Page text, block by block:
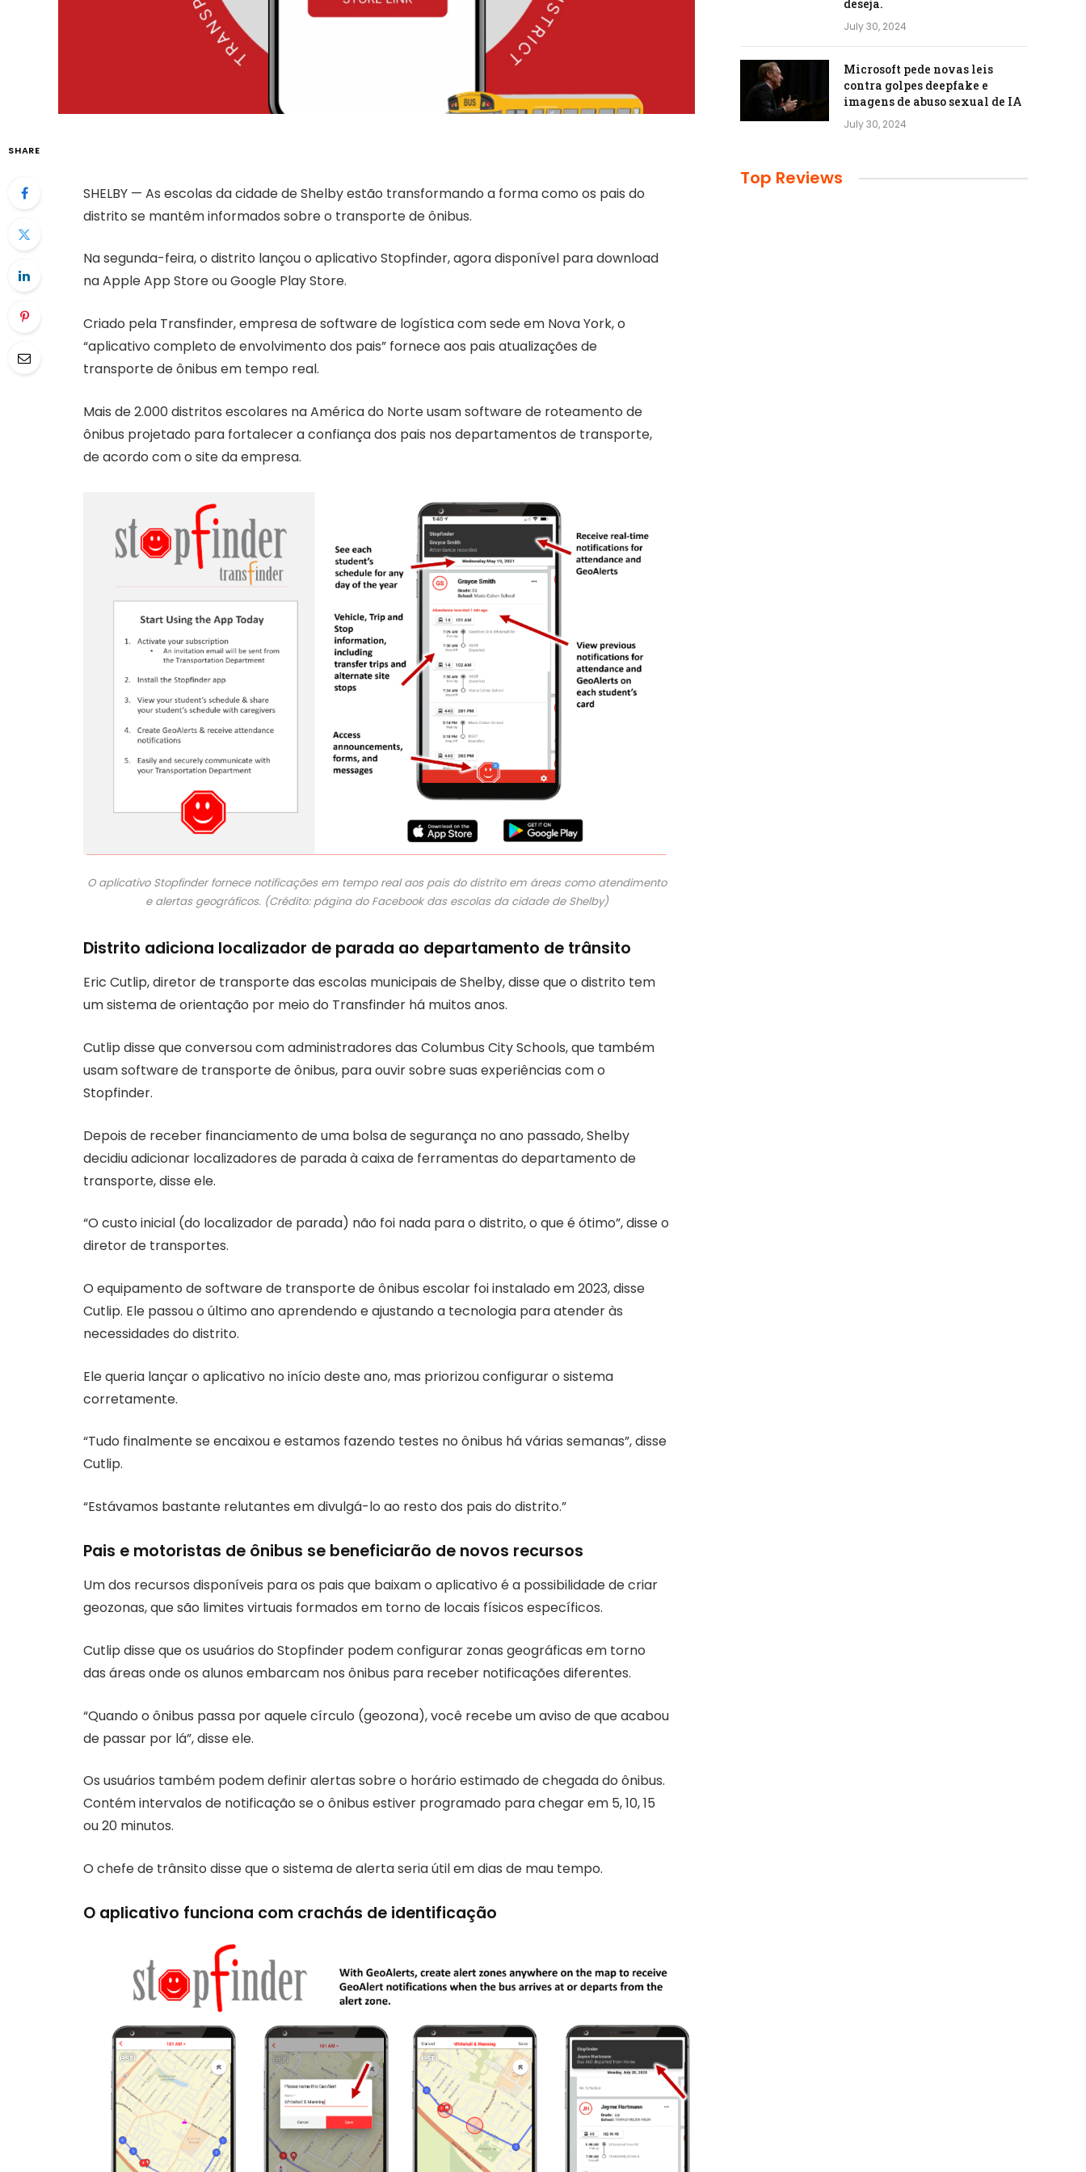
SHARE
SHELBY — As escolas da cidade de Shelby estão transformando a forma como os pais do
distrito se mantêm informados sobre o transporte de ônibus.
Na segunda-feira, o distrito lançou o aplicativo Stopfinder, agora disponível para download
na Apple App Store ou Google Play Store.
Criado pela Transfinder, empresa de software de logística com sede em Nova York, o
“aplicativo completo de envolvimento dos pais” fornece aos pais atualizações de
transporte de ônibus em tempo real.
Mais de 2.000 distritos escolares na América do Norte usam software de roteamento de
ônibus projetado para fortalecer a confiança dos pais nos departamentos de transporte,
de acordo com o site da empresa.
O aplicativo Stopfinder fornece notificações em tempo real aos pais do distrito em áreas como atendimento
e alertas geográficos. (Crédito: página do Facebook das escolas da cidade de Shelby)
Distrito adiciona localizador de parada ao departamento de trânsito
Eric Cutlip, diretor de transporte das escolas municipais de Shelby, disse que o distrito tem
um sistema de orientação por meio do Transfinder há muitos anos.
Cutlip disse que conversou com administradores das Columbus City Schools, que também
usam software de transporte de ônibus, para ouvir sobre suas experiências com o
Stopfinder.
Depois de receber financiamento de uma bolsa de segurança no ano passado, Shelby
decidiu adicionar localizadores de parada à caixa de ferramentas do departamento de
transporte, disse ele.
“O custo inicial (do localizador de parada) não foi nada para o distrito, o que é ótimo”, disse o
diretor de transportes.
O equipamento de software de transporte de ônibus escolar foi instalado em 2023, disse
Cutlip. Ele passou o último ano aprendendo e ajustando a tecnologia para atender às
necessidades do distrito.
Ele queria lançar o aplicativo no início deste ano, mas priorizou configurar o sistema
corretamente.
“Tudo finalmente se encaixou e estamos fazendo testes no ônibus há várias semanas”, disse
Cutlip.
“Estávamos bastante relutantes em divulgá-lo ao resto dos pais do distrito.”
Pais e motoristas de ônibus se beneficiarão de novos recursos
Um dos recursos disponíveis para os pais que baixam o aplicativo é a possibilidade de criar
geozonas, que são limites virtuais formados em torno de locais físicos específicos.
Cutlip disse que os usuários do Stopfinder podem configurar zonas geográficas em torno
das áreas onde os alunos embarcam nos ônibus para receber notificações diferentes.
“Quando o ônibus passa por aquele círculo (geozona), você recebe um aviso de que acabou
de passar por lá”, disse ele.
Os usuários também podem definir alertas sobre o horário estimado de chegada do ônibus.
Contém intervalos de notificação se o ônibus estiver programado para chegar em 5, 10, 15
ou 20 minutos.
O chefe de trânsito disse que o sistema de alerta seria útil em dias de mau tempo.
O aplicativo funciona com crachás de identificação
deseja.
July 30, 2024
Microsoft pede novas leis
contra golpes deepfake e
imagens de abuso sexual de IA
July 30, 2024
Top Reviews